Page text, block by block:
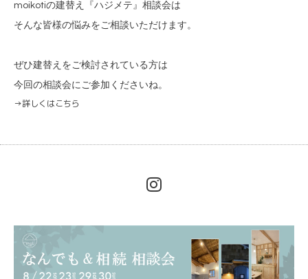
moikotiの建替え『ハジメテ』相談会は
そんな皆様の悩みをご相談いただけます。
ぜひ建替えをご検討されている方は
今回の相談会にご参加くださいね。
→詳しくはこちら